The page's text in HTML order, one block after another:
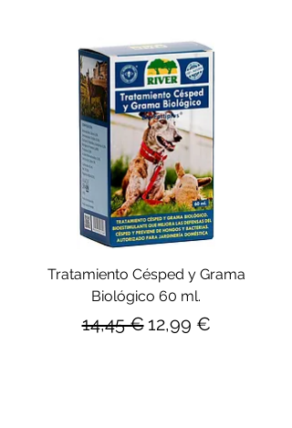
Tratamiento Césped y Grama
Biológico 60 ml.
Precio
14,45 € Precio de oferta
12,99 €